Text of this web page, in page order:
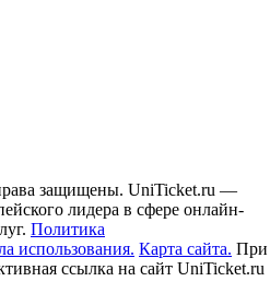
защищены. UniTicket.ru —
лидера в сфере онлайн-
Политика
использования. Карта сайта. При
ссылка на сайт UniTicket.ru